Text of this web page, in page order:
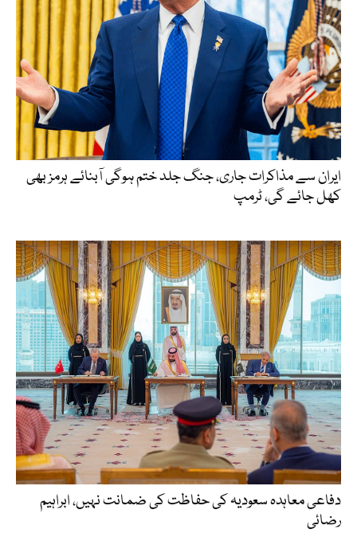
ایران سے مذاکرات جاری، جنگ جلد ختم ہوگی آبنائے ہرمز بھی
کھل جائے گی، ٹرمپ
دفاعی معاہدہ سعودیہ کی حفاظت کی ضمانت نہیں، ابراہیم
رضائی